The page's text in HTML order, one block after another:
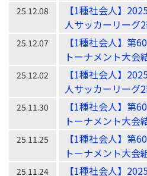
25.12.08
【1種社会人】
人サッカーリーグ
25.12.07
【1種社会人】第
トーナメント大会
25.12.02
【1種社会人】
人サッカーリーグ
25.11.30
【1種社会人】第
トーナメント大会
25.11.25
【1種社会人】第
トーナメント大会
25.11.24
【1種社会人】